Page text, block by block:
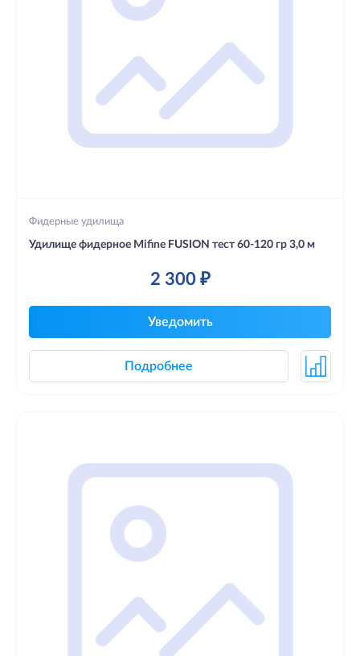
Фидерные удилища
Удилище фидерное Mifine FUSION тест 60-120 гр 3,0 м
2 300 ₽
Уведомить
Подробнее